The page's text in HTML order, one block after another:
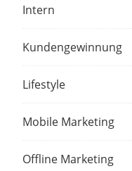
Intern
Kundengewinnung
Lifestyle
Mobile Marketing
Offline Marketing